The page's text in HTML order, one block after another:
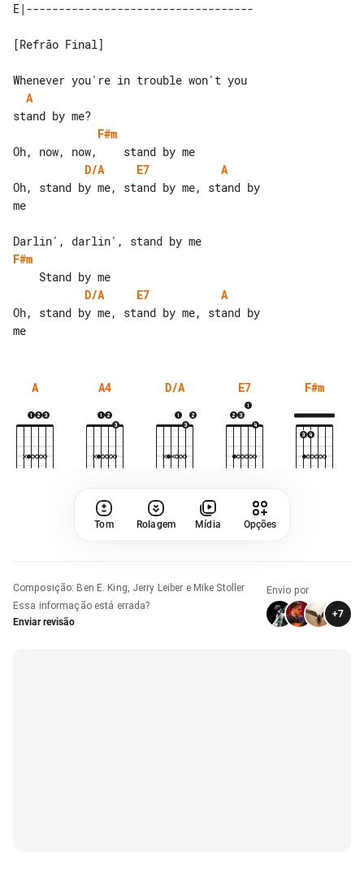
[Refrão Final]
A
F#m
D/A
E7
A
Oh, stand by me, stand by me, stand by
me
F#m
D/A
E7
A
Oh, stand by me, stand by me, stand by
A A4 D/A E7 F#m
Tom Rolagem Mídia Opções
Composição: Ben E. King, Jerry Leiber e Mike Stoller
Essa informação está errada?
Enviar revisão
Envio por
+7